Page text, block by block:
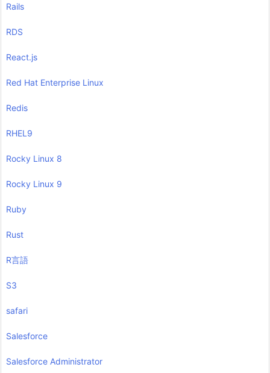
Rails
RDS
React.js
Red Hat Enterprise Linux
Redis
RHEL9
Rocky Linux 8
Rocky Linux 9
Ruby
Rust
R言語
S3
safari
Salesforce
Salesforce Administrator